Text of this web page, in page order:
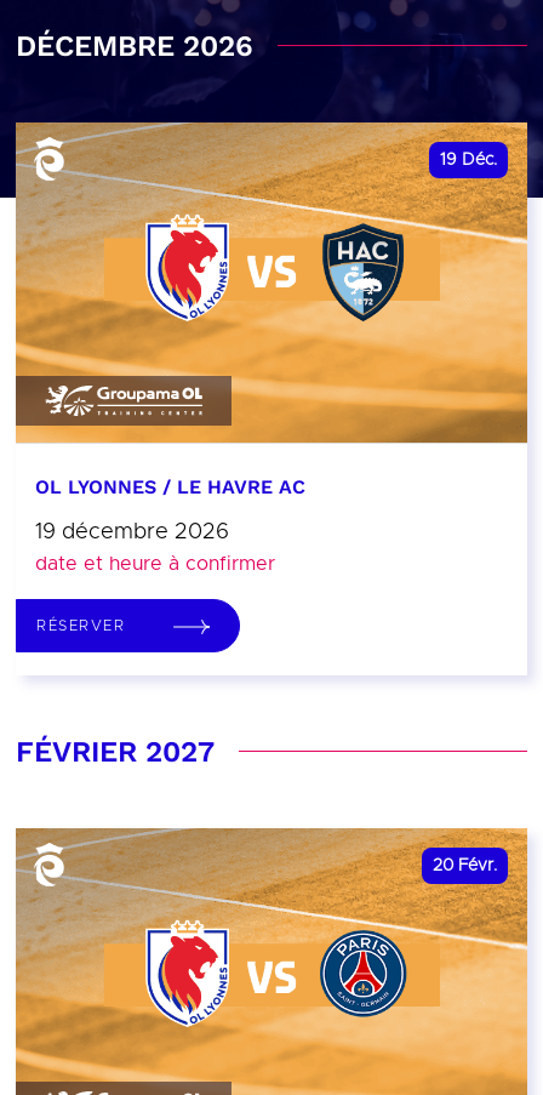
DÉCEMBRE 2026
19 Déc.
OL LYONNES / LE HAVRE AC
19 décembre 2026
date et heure à confirmer
RÉSERVER
FÉVRIER 2027
20 Févr.